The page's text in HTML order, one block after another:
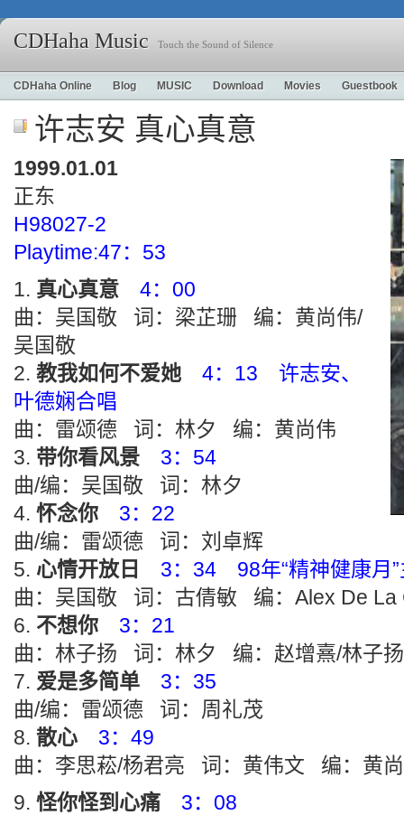
CDHaha Music Touch the Sound of Silence
CDHaha Online Blog MUSIC Download Movies Guestbook
许志安 真心真意
1999.01.01
正东
H98027-2
Playtime:47：53
真心真意
4：00
曲：吴国敬 词：梁芷珊 编：黄尚伟/
吴国敬
教我如何不爱她
4：13 许志安、
叶德娴合唱
曲：雷颂德 词：林夕 编：黄尚伟
带你看风景
3：54
曲/编：吴国敬 词：林夕
怀念你
3：22
曲/编：雷颂德 词：刘卓辉
心情开放日
3：34 98年“精神健康月”
曲：吴国敬 词：古倩敏 编：Alex De La
不想你
3：21
曲：林子扬 词：林夕 编：赵增熹/林子扬
爱是多简单
3：35
曲/编：雷颂德 词：周礼茂
散心
3：49
曲：李思菘/杨君亮 词：黄伟文 编：黄
怪你怪到心痛
3：08